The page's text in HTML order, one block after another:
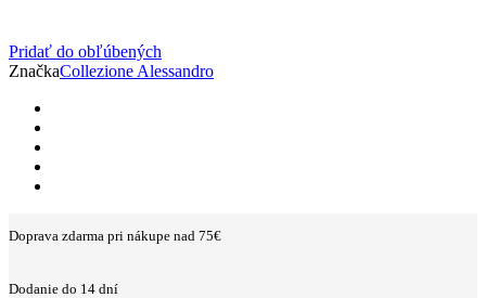
Pridať do obľúbených
ZnačkaCollezione Alessandro
Doprava zdarma pri nákupe nad 75€
Dodanie do 14 dní